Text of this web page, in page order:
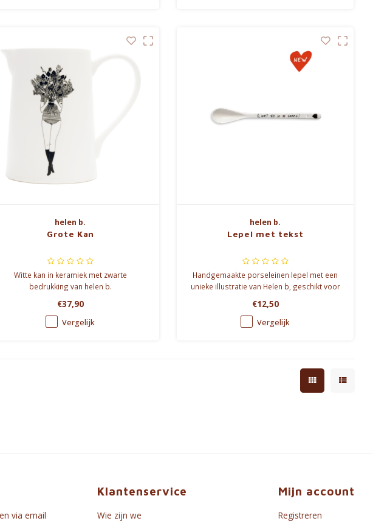
helen b.
Grote Kan
Witte kan in keramiek met zwarte
bedrukking van helen b.
€37,90
Vergelijk
helen b.
Lepel met tekst
Handgemaakte porseleinen lepel met een
unieke illustratie van Helen b, geschikt voor
Hoogte: 16 cm, kleur: zwart op gebroken
wit.
€12,50
Vergelijk
via email
Klantenservice
Wie zijn we
Mijn account
Registreren